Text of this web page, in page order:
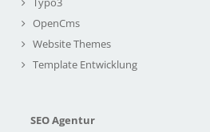
OpenCms
Website Themes
Template Entwicklung
SEO Agentur